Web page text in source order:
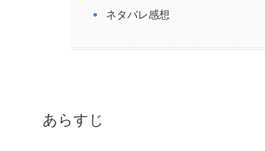
ネタバレ感想
あらすじ